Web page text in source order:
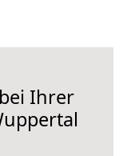
Ihrer